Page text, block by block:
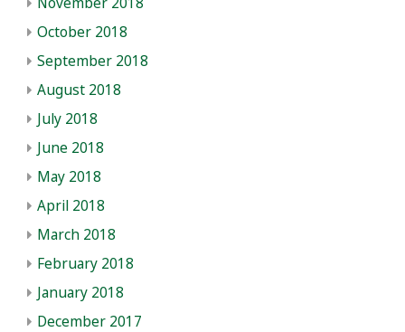
October 2018
September 2018
August 2018
July 2018
June 2018
May 2018
April 2018
March 2018
February 2018
January 2018
December 2017